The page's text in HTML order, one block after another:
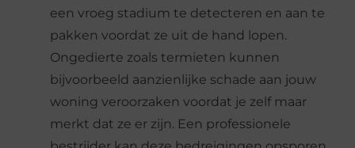
een vroeg stadium te detecteren en aan te
pakken voordat ze uit de hand lopen.
Ongedierte zoals termieten kunnen
bijvoorbeeld aanzienlijke schade aan jouw
woning veroorzaken voordat je zelf maar
merkt dat ze er zijn. Een professionele